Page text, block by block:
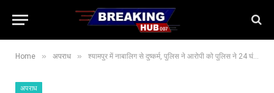
Home » अपराध » श्यामपुर में नाबालिग से दुष्कर्म, पुलिस ने आरोपी को पुलिस ने 24 घंटे के भीतर दबोचा
अपराध